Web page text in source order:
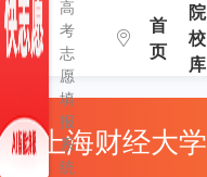
高
考
志
愿
填
报
系
统
首
页
院
校
库
上海财经大学